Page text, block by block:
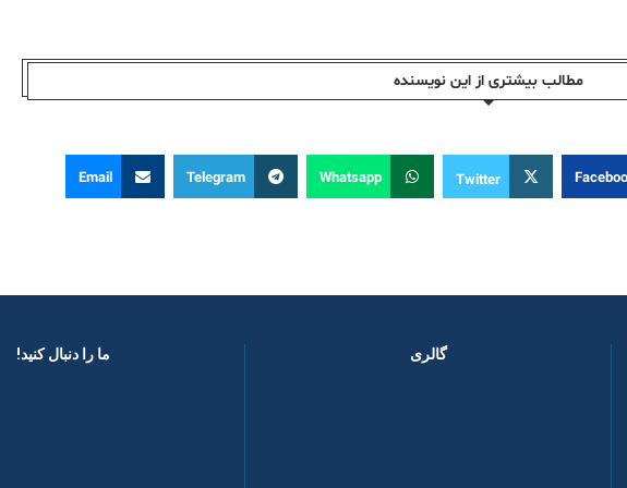
مطالب بیشتری از این نویسندە
Twitter
Whatsapp
Telegram
Email
گالری ما را دنبال کنید! ​